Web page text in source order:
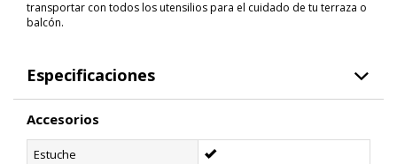
transportar con todos los utensilios para el cuidado de tu terraza o
balcón.
Especificaciones
Accesorios
Estuche